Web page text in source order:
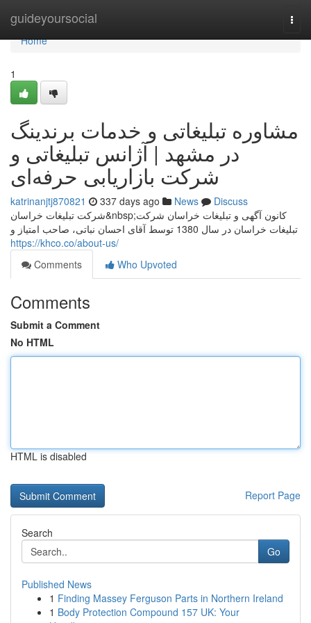
guideyoursocial
Home
Home
1
مشاوره تبلیغاتی و خدمات برندینگ
در مشهد | آژانس تبلیغاتی و
شرکت بازاریابی حرفه‌ای
katrinanjtj870821 337 days ago News
Discuss
شرکت تبلیغات خراسان&nbsp;کانون آگهی و تبلیغات خراسان شرکت
تبلیغات خراسان در سال 1380 توسط آقای احسان نباتی، صاحب امتیاز و
https://khco.co/about-us/
Comments
Who Upvoted
Comments
Submit a Comment
No HTML
HTML is disabled
Report Page
Search
Go
Published News
1 Finding Massey Ferguson Parts in Northern Ireland
1 Body Protection Compound 157 UK: Your